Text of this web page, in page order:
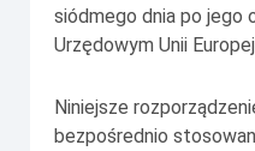
siódmego dnia po jego
Urzędowym Unii
Niniejsze
bezpośrednio